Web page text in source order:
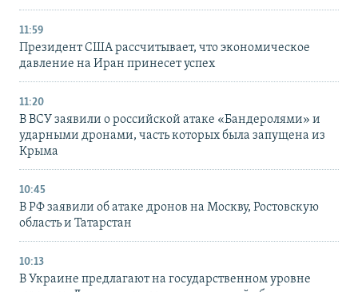
11:59
Президент США рассчитывает, что экономическое
давление на Иран принесет успех
11:20
В ВСУ заявили о российской атаке «Бандеролями» и
ударными дронами, часть которых была запущена из
Крыма
10:45
В РФ заявили об атаке дронов на Москву, Ростовскую
область и Татарстан
10:13
В Украине предлагают на государственном уровне